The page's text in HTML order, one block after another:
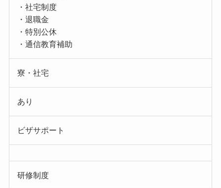
・社宅制度
・退職金
・特別公休
・通信教育補助
寮・社宅
あり
ビザサポート
研修制度